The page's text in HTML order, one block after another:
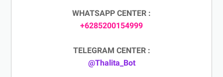
WHATSAPP CENTER :
+6285200154999
TELEGRAM CENTER :
@Thalita_Bot